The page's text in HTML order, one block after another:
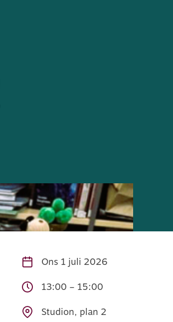
Ons 1 juli 2026
13:00 – 15:00
Studion, plan 2